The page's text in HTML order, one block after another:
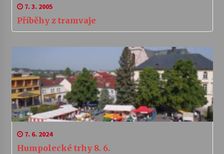
7. 3. 2005
Příběhy z tramvaje
7. 6. 2024
Humpolecké trhy 8. 6.